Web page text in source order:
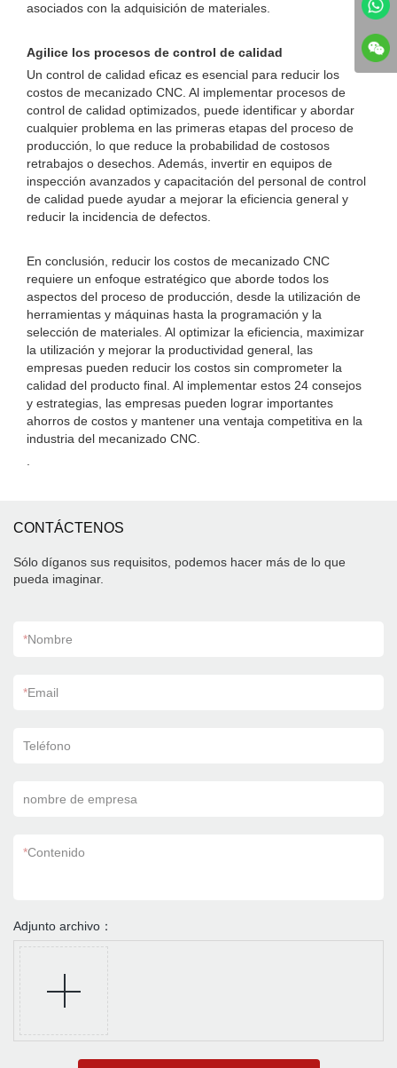
asociados con la adquisición de materiales.
Agilice los procesos de control de calidad
Un control de calidad eficaz es esencial para reducir los
costos de mecanizado CNC. Al implementar procesos de
control de calidad optimizados, puede identificar y abordar
cualquier problema en las primeras etapas del proceso de
producción, lo que reduce la probabilidad de costosos
retrabajos o desechos. Además, invertir en equipos de
inspección avanzados y capacitación del personal de control
de calidad puede ayudar a mejorar la eficiencia general y
reducir la incidencia de defectos.
En conclusión, reducir los costos de mecanizado CNC
requiere un enfoque estratégico que aborde todos los
aspectos del proceso de producción, desde la utilización de
herramientas y máquinas hasta la programación y la
selección de materiales. Al optimizar la eficiencia, maximizar
la utilización y mejorar la productividad general, las
empresas pueden reducir los costos sin comprometer la
calidad del producto final. Al implementar estos 24 consejos
y estrategias, las empresas pueden lograr importantes
ahorros de costos y mantener una ventaja competitiva en la
industria del mecanizado CNC.
CONTÁCTENOS
Sólo díganos sus requisitos, podemos hacer más de lo que
pueda imaginar.
*Nombre
*Email
Teléfono
nombre de empresa
*Contenido
Adjunto archivo：